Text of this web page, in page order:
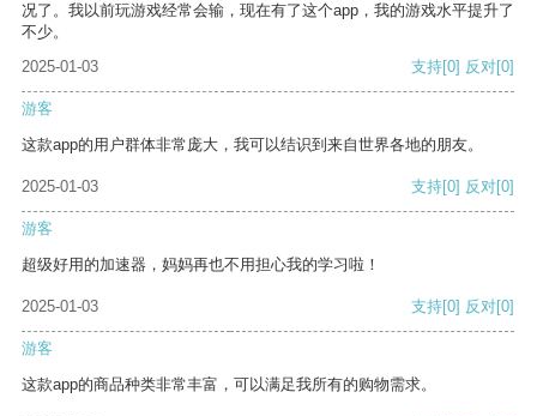
况了。我以前玩游戏经常会输，现在有了这个app，我的游戏水平提升了
不少。
2025-01-03
支持[0] 反对[0]
游客
这款app的用户群体非常庞大，我可以结识到来自世界各地的朋友。
2025-01-03 支持[0] 反对[0]
游客
超级好用的加速器，妈妈再也不用担心我的学习啦！
2025-01-03 支持[0] 反对[0]
游客
这款app的商品种类非常丰富，可以满足我所有的购物需求。